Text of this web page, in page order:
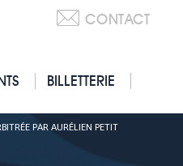
CONTACT
BILLETTERIE
PAR AURÉLIEN PETIT